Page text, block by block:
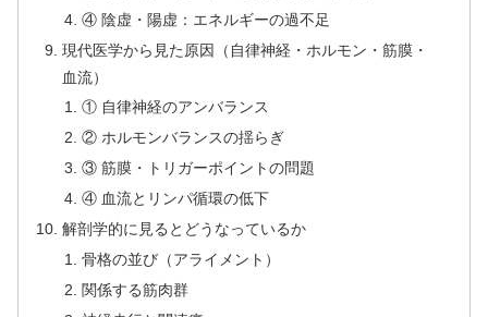
④ 陰虚・陽虚：エネルギーの過不足
現代医学から見た原因（自律神経・ホルモン・筋膜・
血流）
① 自律神経のアンバランス
② ホルモンバランスの揺らぎ
③ 筋膜・トリガーポイントの問題
④ 血流とリンパ循環の低下
解剖学的に見るとどうなっているか
骨格の並び（アライメント）
関係する筋肉群